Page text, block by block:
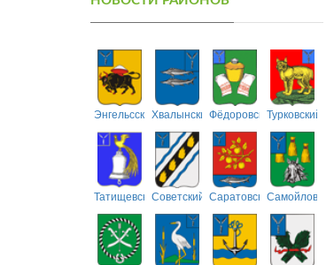
ЭнгельсскийХвалынскийФёдоровскийТурковский
ТатищевскийСоветский СаратовскийСамойловский